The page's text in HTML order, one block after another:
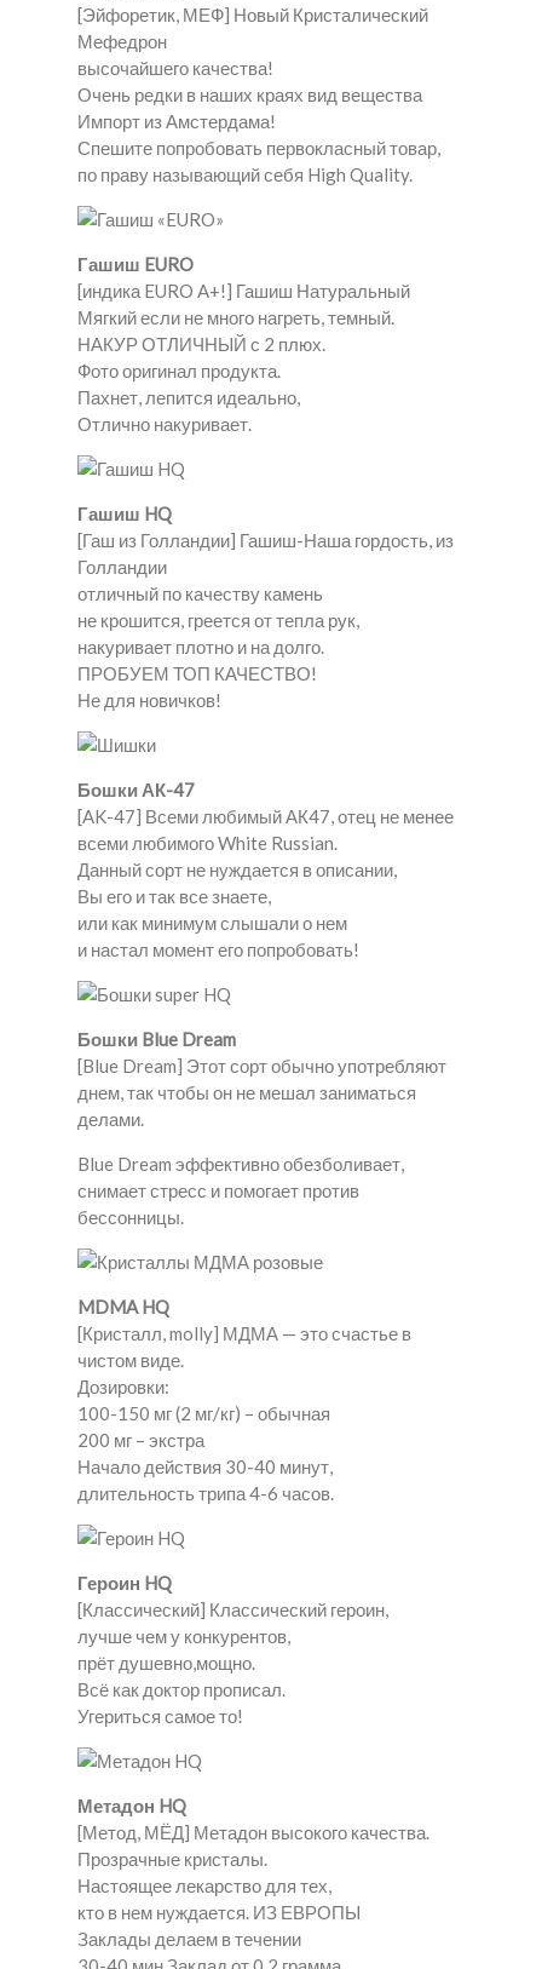
[Эйфоретик, МЕФ] Новый Кристалический
Мефедрон
высочайшего качества!
Очень редки в наших краях вид вещества
Импорт из Амстердама!
Спешите попробовать первокласный товар,
по праву называющий себя High Quality.
Гашиш EURO
[индика EURO A+!] Гашиш Натуральный
Мягкий если не много нагреть, темный.
НАКУР ОТЛИЧНЫЙ с 2 плюх.
Фото оригинал продукта.
Пахнет, лепится идеально,
Отлично накуривает.
Гашиш HQ
[Гаш из Голландии] Гашиш-Наша гордость, из
Голландии
отличный по качеству камень
не крошится, греется от тепла рук,
накуривает плотно и на долго.
ПРОБУЕМ ТОП КАЧЕСТВО!
Не для новичков!
Бошки АК-47
[AK-47] Всеми любимый АК47, отец не менее
всеми любимого White Russian.
Данный сорт не нуждается в описании,
Вы его и так все знаете,
или как минимум слышали о нем
и настал момент его попробовать!
Бошки Blue Dream
[Blue Dream] Этот сорт обычно употребляют
днем, так чтобы он не мешал заниматься
делами.
Blue Dream эффективно обезболивает,
снимает стресс и помогает против
бессонницы.
MDMA HQ
[Кристалл, molly] МДМА — это счастье в
чистом виде.
Дозировки:
100-150 мг (2 мг/кг) – обычная
200 мг – экстра
Начало действия 30-40 минут,
длительность трипа 4-6 часов.
Героин HQ
[Классический] Классический героин,
лучше чем у конкурентов,
прёт душевно,мощно.
Всё как доктор прописал.
Угериться самое то!
Метадон HQ
[Метод, МЁД] Метадон высокого качества.
Прозрачные кристалы.
Настоящее лекарство для тех,
кто в нем нуждается. ИЗ ЕВРОПЫ
Заклады делаем в течении